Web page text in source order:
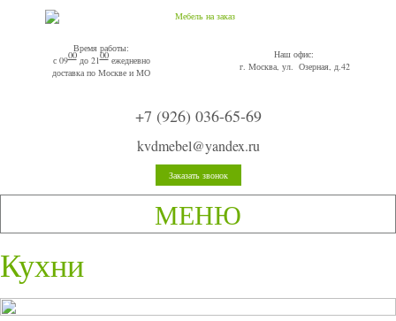
Время работы:
с 0900до 2100ежедневно
доставка по Москве и МО
Наш офис:
г. Москва, ул. Озерная, д.42
+7 (926) 036-65-69
kvdmebel@yandex.ru
Заказать звонок
МЕНЮ
Кухни